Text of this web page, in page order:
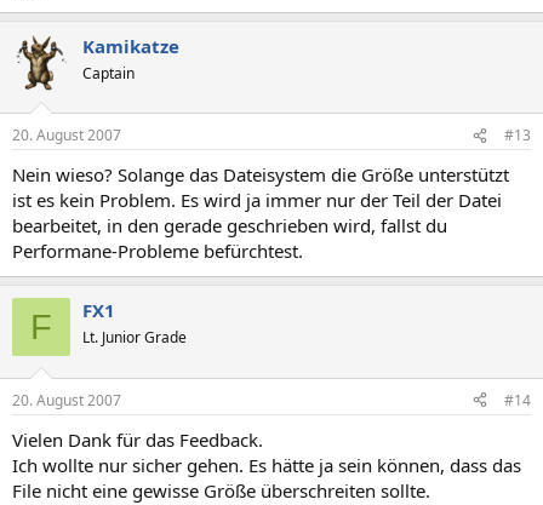
Kamikatze
Captain
20. August 2007 #13
Nein wieso? Solange das Dateisystem die Größe unterstützt
ist es kein Problem. Es wird ja immer nur der Teil der Datei
bearbeitet, in den gerade geschrieben wird, fallst du
Performane-Probleme befürchtest.
F FX1
Lt. Junior Grade
20. August 2007 #14
Vielen Dank für das Feedback.
Ich wollte nur sicher gehen. Es hätte ja sein können, dass das
File nicht eine gewisse Größe überschreiten sollte.